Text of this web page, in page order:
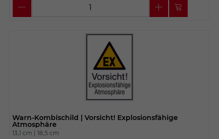
Warn-Kombischild | Vorsicht! Explosionsfähige
Atmosphäre
13,1 cm | 18,5 cm